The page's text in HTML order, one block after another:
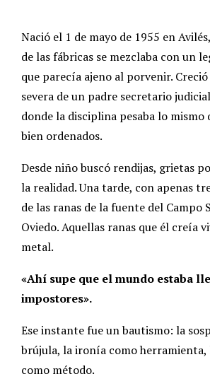
Nació el 1 de mayo de 1955 en
de las fábricas se mezclaba con un
que parecía ajeno al porvenir.
severa de un padre secretario
donde la disciplina pesaba lo mismo
bien ordenados.
Desde niño buscó rendijas, grietas
la realidad. Una tarde, con apenas
de las ranas de la fuente del Campo
Oviedo. Aquellas ranas que él creía
metal.
«Ahí supe que el mundo estaba
impostores».
Ese instante fue un bautismo: la
brújula, la ironía como herramienta,
como método.